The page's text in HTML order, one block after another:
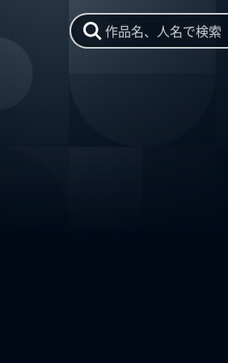
作品名、人名で検索